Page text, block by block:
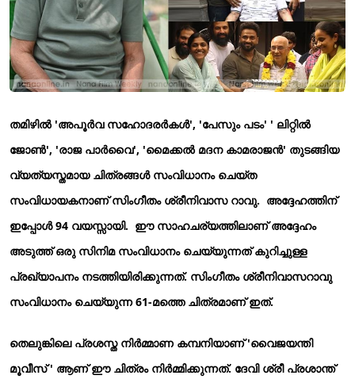
തമിഴിൽ 'അപൂർവ സഹോദരർകൾ', 'പേസും പടം' ' ലിറ്റിൽ
ജോൺ', 'രാജ പാർവൈ', 'മൈക്കൽ മദന കാമരാജൻ' തുടങ്ങിയ
വ്യത്യസ്തമായ ചിത്രങ്ങൾ സംവിധാനം ചെയ്ത
സംവിധായകനാണ് സിംഗീതം ശ്രീനിവാസ റാവു. അദ്ദേഹത്തിന്
ഇപ്പോൾ 94 വയസ്സായി. ഈ സാഹചര്യത്തിലാണ് അദ്ദേഹം
അടുത്ത് ഒരു സിനിമ സംവിധാനം ചെയ്യുന്നത് കുറിച്ചുള്ള
പ്രഖ്യാപനം നടത്തിയിരിക്കുന്നത്. സിംഗീതം ശ്രീനിവാസറാവു
സംവിധാനം ചെയ്യുന്ന 61-മത്തെ ചിത്രമാണ് ഇത്.
തെലുങ്കിലെ പ്രശസ്ത നിർമ്മാണ കമ്പനിയാണ് 'വൈജയന്തി
മൂവീസ് ' ആണ് ഈ ചിത്രം നിർമ്മിക്കുന്നത്. ദേവി ശ്രീ പ്രശാന്ത്